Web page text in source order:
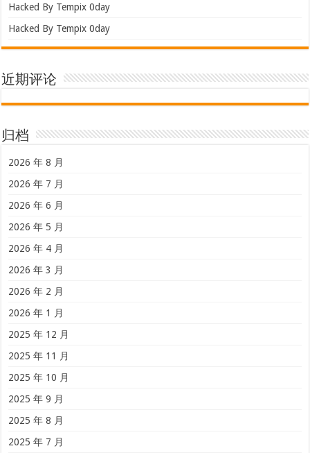
Hacked By Tempix 0day
Hacked By Tempix 0day
近期评论
归档
2026 年 8 月
2026 年 7 月
2026 年 6 月
2026 年 5 月
2026 年 4 月
2026 年 3 月
2026 年 2 月
2026 年 1 月
2025 年 12 月
2025 年 11 月
2025 年 10 月
2025 年 9 月
2025 年 8 月
2025 年 7 月